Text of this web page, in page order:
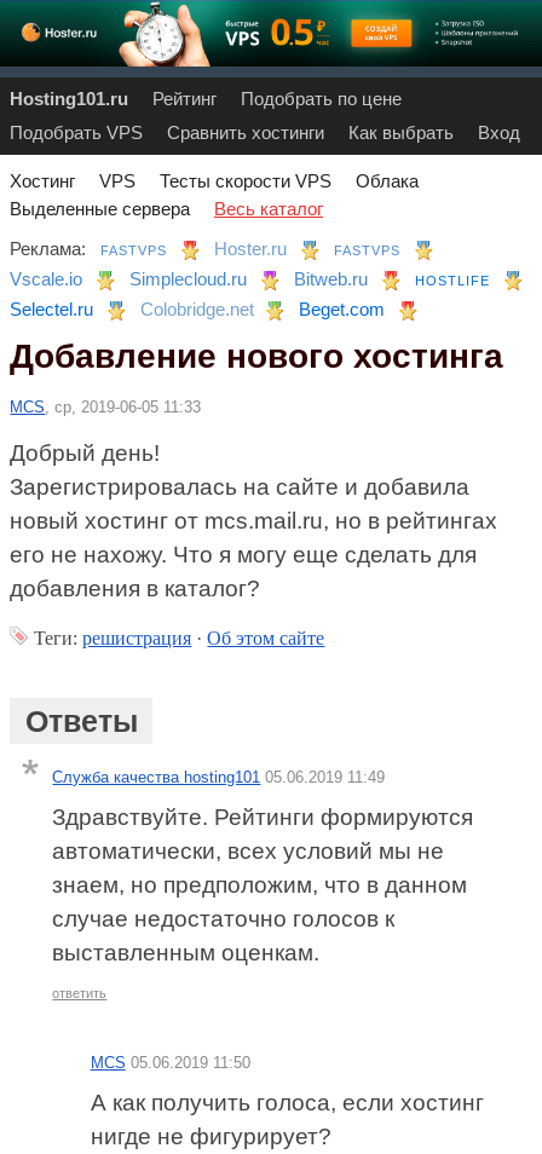
Hosting101.ru Рейтинг
Подобрать по цене
Подобрать VPS
Сравнить хостинги Как выбрать Вход
Хостинг VPS Тесты скорости VPS
Облака
Выделенные сервера
Весь каталог
Реклама:
FASTVPS Hoster.ru FASTVPS
Vscale.io Simplecloud.ru Bitweb.ru HOSTLIFE
Selectel.ru Colobridge.net Beget.com
Добавление нового хостинга
MCS, ср, 2019-06-05 11:33
Добрый день!
Зарегистрировалась на сайте и добавила
новый хостинг от mcs.mail.ru, но в рейтингах
его не нахожу. Что я могу еще сделать для
добавления в каталог?
Теги:решистрация ·Об этом сайте
Ответы
Служба качества hosting101 05.06.2019 11:49
Здравствуйте. Рейтинги формируются
автоматически, всех условий мы не
знаем, но предположим, что в данном
случае недостаточно голосов к
выставленным оценкам.
ответить
MCS 05.06.2019 11:50
А как получить голоса, если хостинг
нигде не фигурирует?